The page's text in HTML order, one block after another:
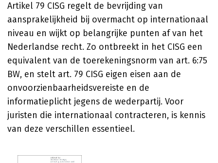
Artikel 79 CISG regelt de bevrijding van
aansprakelijkheid bij overmacht op internationaal
niveau en wijkt op belangrijke punten af van het
Nederlandse recht. Zo ontbreekt in het CISG een
equivalent van de toerekeningsnorm van art. 6:75
BW, en stelt art. 79 CISG eigen eisen aan de
onvoorzienbaarheidsvereiste en de
informatieplicht jegens de wederpartij. Voor
juristen die internationaal contracteren, is kennis
van deze verschillen essentieel.